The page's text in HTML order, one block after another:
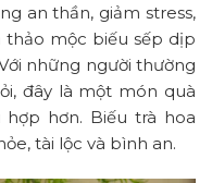
an thần, giảm stress,
mộc biếu sếp dịp
những người thường
đây là một món quà
hơn. Biếu trà hoa
tài lộc và bình an.